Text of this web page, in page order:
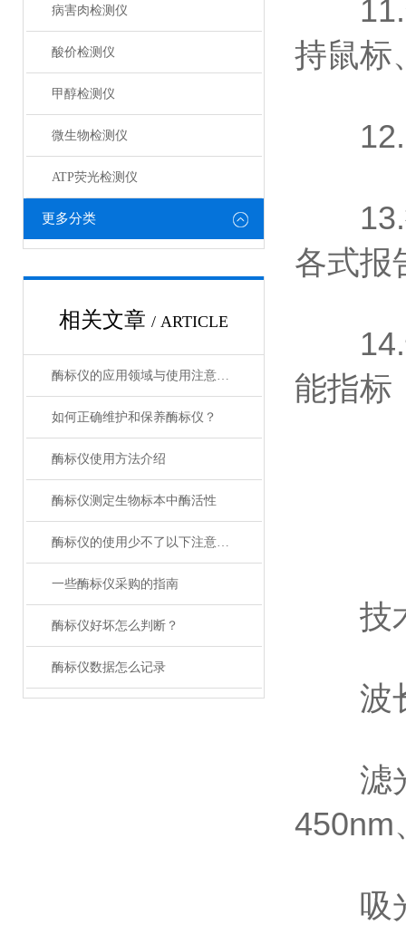
病害肉检测仪
酸价检测仪
甲醇检测仪
微生物检测仪
ATP荧光检测仪
更多分类
相关文章 / ARTICLE
酶标仪的应用领域与使用注意事项
如何正确维护和保养酶标仪？
酶标仪使用方法介绍
酶标仪测定生物标本中酶活性
酶标仪的使用少不了以下注意事项
一些酶标仪采购的指南
酶标仪好坏怎么判断？
酶标仪数据怎么记录
11.全
持鼠标
12.
13.提
各式报
14.专
能指标
技术
波长
滤光
450nm
吸光